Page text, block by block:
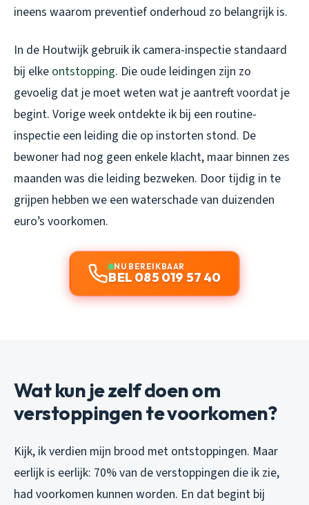
ineens waarom preventief onderhoud zo belangrijk is.
In de Houtwijk gebruik ik camera-inspectie standaard
bij elke ontstopping. Die oude leidingen zijn zo
gevoelig dat je moet weten wat je aantreft voordat je
begint. Vorige week ontdekte ik bij een routine-
inspectie een leiding die op instorten stond. De
bewoner had nog geen enkele klacht, maar binnen zes
maanden was die leiding bezweken. Door tijdig in te
grijpen hebben we een waterschade van duizenden
euro’s voorkomen.
NU BEREIKBAAR
BEL 085 019 57 40
Wat kun je zelf doen om
verstoppingen te voorkomen?
Kijk, ik verdien mijn brood met ontstoppingen. Maar
eerlijk is eerlijk: 70% van de verstoppingen die ik zie,
had voorkomen kunnen worden. En dat begint bij